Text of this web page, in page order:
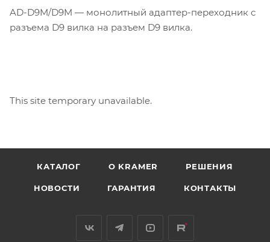
AD-D9M/D9M — монолитный адаптер-переходник с
разъема D9 вилка на разъем D9 вилка.
This site temporary unavailable.
КАТАЛОГ O KRAMER РЕШЕНИЯ
НОВОСТИ ГАРАНТИЯ КОНТАКТЫ